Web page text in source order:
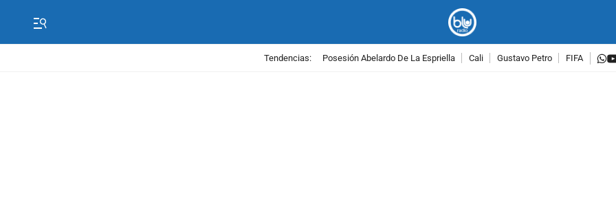
Tendencias: Posesión Abelardo De La Espriella Cali Gustavo Petro FIFA